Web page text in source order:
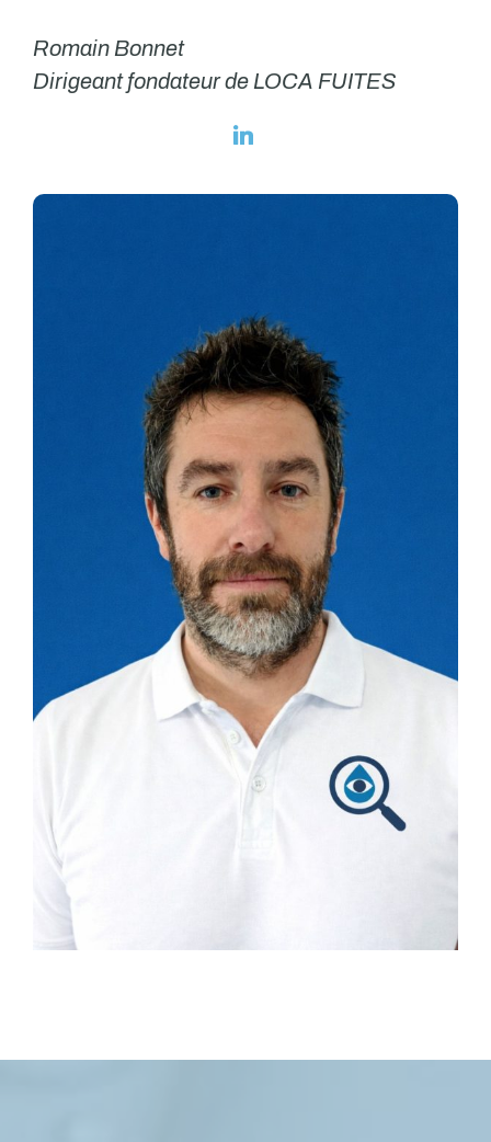
Romain Bonnet
Dirigeant fondateur de LOCA FUITES